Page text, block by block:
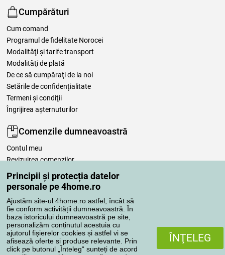
Principii și protecția datelor
personale pe 4home.ro
Ajustăm site-ul 4home.ro astfel, încât să
fie conform activității dumneavoastră. În
baza istoricului dumneavoastră pe site,
personalizăm conținutul acestuia cu
ajutorul fișierelor cookies și astfel vi se
afisează oferte si produse relevante. Prin
click pe butonul „Înteleg“ sunteți de acord
ÎNŢELEG
Cumpărături
Cum comand
Programul de fidelitate Norocei
Modalităţi şi tarife transport
Modalităţi de plată
De ce să cumpăraţi de la noi
Setările de confidențialitate
Termeni şi condiţii
Îngrijirea așternuturilor
Comenzile dumneavoastră
Contul meu
Revizuirea comenzilor
Reclamaţii
Retragere de la contract
Regulile de procesare a recenziilor
Metode de transport